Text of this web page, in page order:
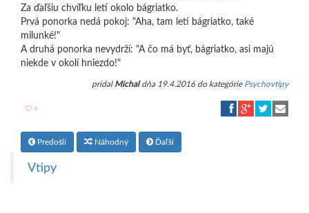
Za ďaľšiu chvíľku letí okolo bágriatko.
Prvá ponorka nedá pokoj: "Aha, tam letí bágriatko, také
milunké!"
A druhá ponorka nevydrží: "A čo má byť, bágriatko, asi majú
niekde v okolí hniezdo!"
pridal Michaldňa 19.4.2016 do kategórie Psychovtipy
4
Predošlí Náhodný Ďaľší
Vtipy